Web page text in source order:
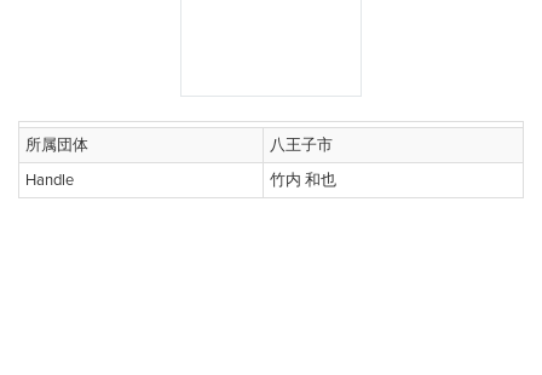
所属団体
八王子市
Handle
竹内 和也